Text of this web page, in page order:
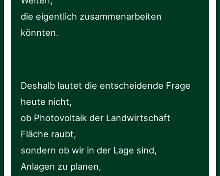
die eigentlich zusammenarbeiten
könnten.
Deshalb lautet die entscheidende Frage
heute nicht,
ob Photovoltaik der Landwirtschaft
Fläche raubt,
sondern ob wir in der Lage sind,
Anlagen zu planen,